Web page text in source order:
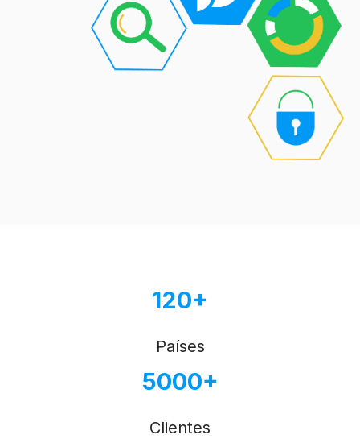
120+
Países
5000+
Clientes